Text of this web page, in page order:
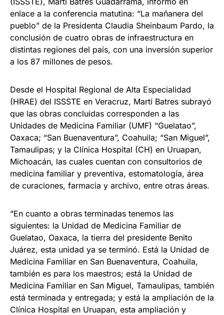
enlace a la conferencia matutina: “La mañanera del
pueblo” de la Presidenta Claudia Sheinbaum Pardo, la
conclusión de cuatro obras de infraestructura en
distintas regiones del país, con una inversión superior
a los 87 millones de pesos.
Desde el Hospital Regional de Alta Especialidad
(HRAE) del ISSSTE en Veracruz, Martí Batres subrayó
que las obras concluidas corresponden a las
Unidades de Medicina Familiar (UMF) “Guelatao”,
Oaxaca; “San Buenaventura”, Coahuila; “San Miguel”,
Tamaulipas; y la Clínica Hospital (CH) en Uruapan,
Michoacán, las cuales cuentan con consultorios de
medicina familiar y preventiva, estomatología, área
de curaciones, farmacia y archivo, entre otras áreas.
“En cuanto a obras terminadas tenemos las
siguientes: la Unidad de Medicina Familiar de
Guelatao, Oaxaca, la tierra del presidente Benito
Juárez, esta unidad ya se terminó. Está la Unidad de
Medicina Familiar en San Buenaventura, Coahuila,
también es para los maestros; está la Unidad de
Medicina Familiar en San Miguel, Tamaulipas, también
está terminada y entregada; y está la ampliación de la
Clínica Hospital en Uruapan, esta ampliación y